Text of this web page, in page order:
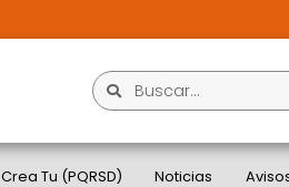
Crea Tu (PQRSD) Noticias